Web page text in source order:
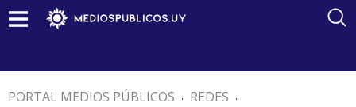
PORTAL MEDIOS PÚBLICOS . REDES .